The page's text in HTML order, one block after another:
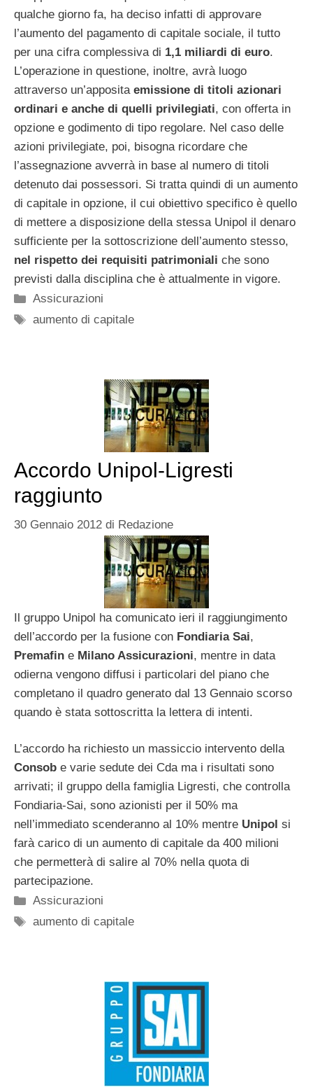
qualche giorno fa, ha deciso infatti di approvare
l’aumento del pagamento di capitale sociale, il tutto
per una cifra complessiva di 1,1 miliardi di euro.
L’operazione in questione, inoltre, avrà luogo
attraverso un’apposita emissione di titoli azionari
ordinari e anche di quelli privilegiati, con offerta in
opzione e godimento di tipo regolare. Nel caso delle
azioni privilegiate, poi, bisogna ricordare che
l’assegnazione avverrà in base al numero di titoli
detenuto dai possessori. Si tratta quindi di un aumento
di capitale in opzione, il cui obiettivo specifico è quello
di mettere a disposizione della stessa Unipol il denaro
sufficiente per la sottoscrizione dell’aumento stesso,
nel rispetto dei requisiti patrimoniali che sono
previsti dalla disciplina che è attualmente in vigore.
Categorie
Assicurazioni
Tag
aumento di capitale
Accordo Unipol-Ligresti
raggiunto
30 Gennaio 2012 di Redazione
Il gruppo Unipol ha comunicato ieri il raggiungimento
dell’accordo per la fusione con Fondiaria Sai,
Premafin e Milano Assicurazioni, mentre in data
odierna vengono diffusi i particolari del piano che
completano il quadro generato dal 13 Gennaio scorso
quando è stata sottoscritta la lettera di intenti.
L’accordo ha richiesto un massiccio intervento della
Consob e varie sedute dei Cda ma i risultati sono
arrivati; il gruppo della famiglia Ligresti, che controlla
Fondiaria-Sai, sono azionisti per il 50% ma
nell’immediato scenderanno al 10% mentre Unipol si
farà carico di un aumento di capitale da 400 milioni
che permetterà di salire al 70% nella quota di
partecipazione.
Categorie
Assicurazioni
Tag
aumento di capitale